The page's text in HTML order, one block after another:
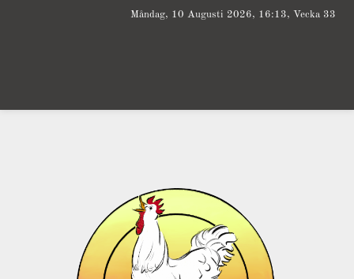
Måndag, 10 Augusti 2026, 16:13, Vecka 33